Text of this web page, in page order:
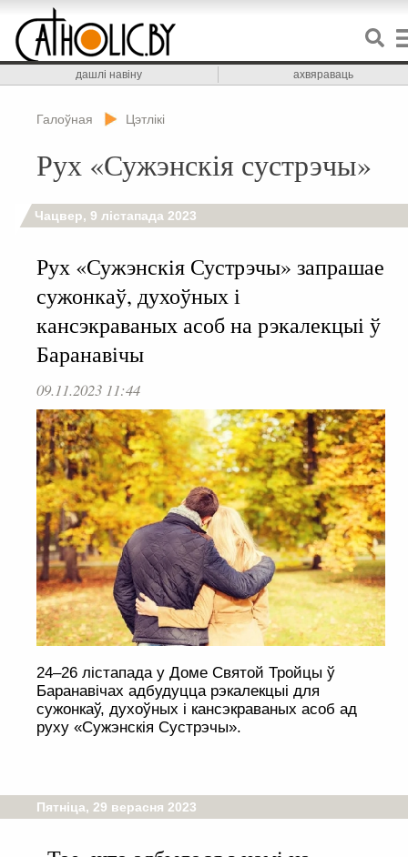
дашлі навіну ахвяраваць
Галоўная Цэтлікі
Рух «Сужэнскія сустрэчы»
Чацвер, 9 лістапада 2023
Рух «Сужэнскія Сустрэчы» запрашае
сужонкаў, духоўных і
кансэкраваных асоб на рэкалекцыі ў
Баранавічы
09.11.2023 11:44
24–26 лістапада у Доме Святой Тройцы ў
Баранавічах адбудуцца рэкалекцыі для
сужонкаў, духоўных і кансэкраваных асоб ад
руху «Сужэнскія Сустрэчы».
Пятніца, 29 верасня 2023